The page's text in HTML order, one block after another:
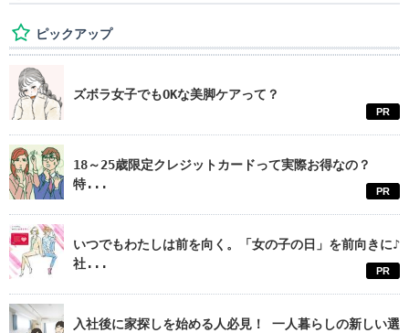
ピックアップ
ズボラ女子でもOKな美脚ケアって？
PR
18～25歳限定クレジットカードって実際お得なの？
特...
PR
いつでもわたしは前を向く。「女の子の日」を前向きに♪
社...
PR
入社後に家探しを始める人必見！ 一人暮らしの新しい選